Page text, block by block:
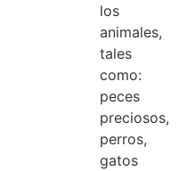
los
animales,
tales
como:
peces
preciosos,
perros,
gatos